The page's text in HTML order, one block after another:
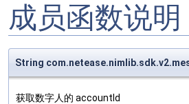
成员函数说明
String
获取数字人的 accountId